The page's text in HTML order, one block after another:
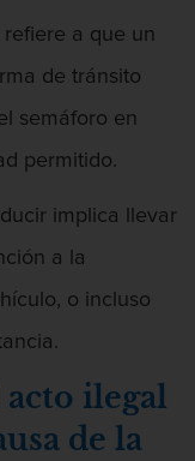
del DMV
presencia
Presencia
a que un
de tránsito
semáforo en
permitido.
implica llevar
a la
o incluso
acto ilegal
de la